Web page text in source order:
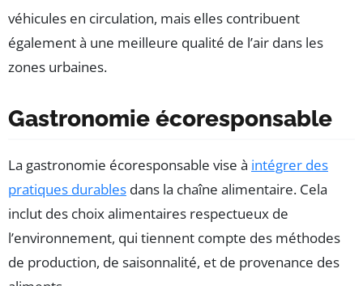
véhicules en circulation, mais elles contribuent
également à une meilleure qualité de l’air dans les
zones urbaines.
Gastronomie écoresponsable
La gastronomie écoresponsable vise à intégrer des
pratiques durables dans la chaîne alimentaire. Cela
inclut des choix alimentaires respectueux de
l’environnement, qui tiennent compte des méthodes
de production, de saisonnalité, et de provenance des